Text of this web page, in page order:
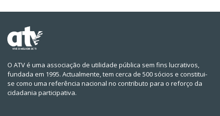
O ATV é uma associação de utilidade pública sem fins lucrativos,
fundada em 1995. Actualmente, tem cerca de 500 sócios e constitui-
se como uma referência nacional no contributo para o reforço da
cidadania participativa.